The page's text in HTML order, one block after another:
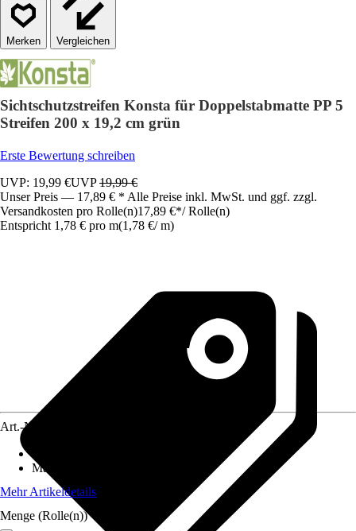
Vergleichen
Sichtschutzstreifen Konsta für Doppelstabmatte PP 5
Streifen 200 x 19,2 cm grün
Erste Bewertung schreiben
UVP: 19,99 €UVP19,99 €
Unser Preis — 17,89 € * Alle Preise inkl. MwSt. und ggf. zzgl.
Versandkosten pro Rolle(n)17,89 €*/ Rolle(n)
Entspricht 1,78 € pro m(1,78 €/ m)
Art.-Nr.
Material
Mehr Artikeldetails
Menge (Rolle(n))